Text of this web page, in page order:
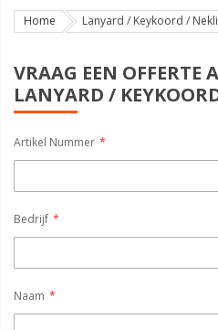
Home Lanyard / Keykoord /
VRAAG EEN OFFERTE
LANYARD /
Artikel Nummer
Bedrijf
Naam